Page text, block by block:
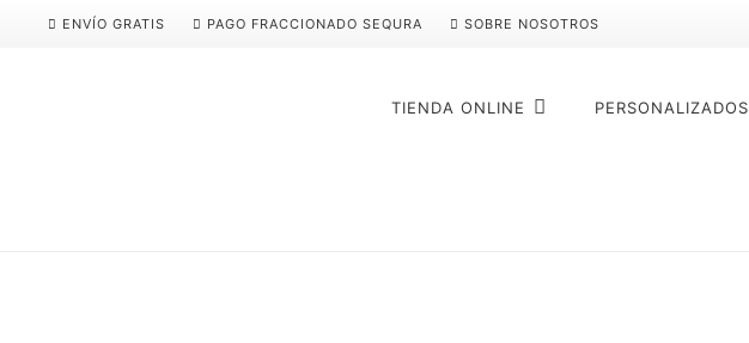
ENVÍO GRATIS PAGO FRACCIONADO SEQURA SOBRE NOSOTROS
TIENDA ONLINE PERSONALIZADOS